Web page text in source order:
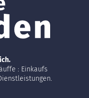
: Einkaufs